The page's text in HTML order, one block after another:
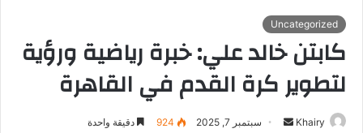
Uncategorized
كابتن خالد علي: خبرة رياضية ورؤية
لتطوير كرة القدم في القاهرة
Khairy سبتمبر 7, 2025 924 دقيقة واحدة